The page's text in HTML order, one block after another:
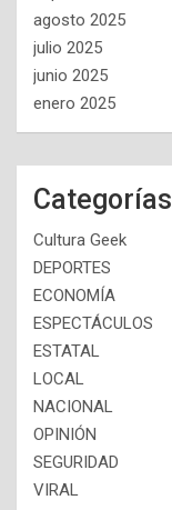
agosto 2025
julio 2025
junio 2025
enero 2025
Categorías
Cultura Geek
DEPORTES
ECONOMÍA
ESPECTÁCULOS
ESTATAL
LOCAL
NACIONAL
OPINIÓN
SEGURIDAD
VIRAL